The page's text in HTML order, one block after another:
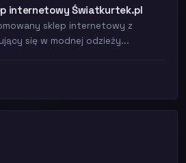
internetowy Światkurtek.pl
sklep internetowy z
się w modnej odzieży...